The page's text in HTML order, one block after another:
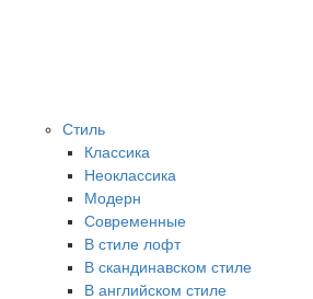
Стиль
Классика
Неоклассика
Модерн
Современные
В стиле лофт
В скандинавском стиле
В английском стиле